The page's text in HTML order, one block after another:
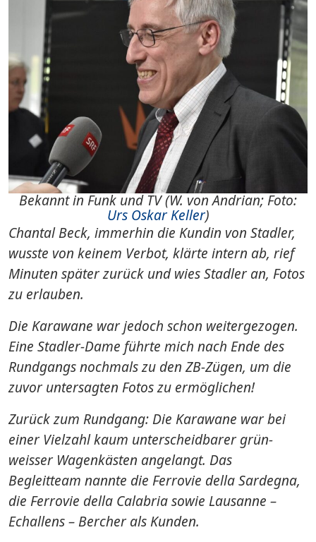
Bekannt in Funk und TV (W. von Andrian; Foto:
Urs Oskar Keller)
Chantal Beck, immerhin die Kundin von Stadler,
wusste von keinem Verbot, klärte intern ab, rief
Minuten später zurück und wies Stadler an, Fotos
zu erlauben.
Die Karawane war jedoch schon weitergezogen.
Eine Stadler-Dame führte mich nach Ende des
Rundgangs nochmals zu den ZB-Zügen, um die
zuvor untersagten Fotos zu ermöglichen!
Zurück zum Rundgang: Die Karawane war bei
einer Vielzahl kaum unterscheidbarer grün-
weisser Wagenkästen angelangt. Das
Begleitteam nannte die Ferrovie della Sardegna,
die Ferrovie della Calabria sowie Lausanne –
Echallens – Bercher als Kunden.